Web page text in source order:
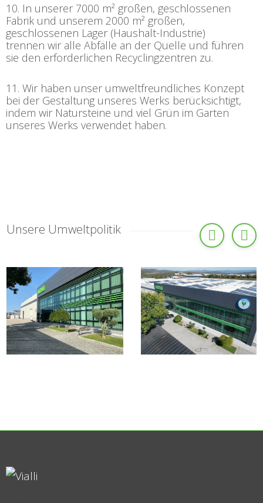
10. In unserer 7000 m² großen, geschlossenen
Fabrik und unserem 2000 m² großen,
geschlossenen Lager (Haushalt-Industrie)
trennen wir alle Abfälle an der Quelle und führen
sie den erforderlichen Recyclingzentren zu.
11. Wir haben unser umweltfreundliches Konzept
bei der Gestaltung unseres Werks berücksichtigt,
indem wir Natursteine und viel Grün im Garten
unseres Werks verwendet haben.
Unsere Umweltpolitik